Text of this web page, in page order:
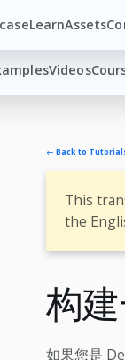
LearnAssets
Videos
← Back to
This
the
构
如果您是